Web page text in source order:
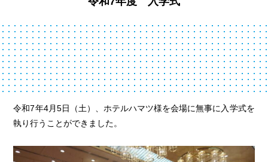
令和7年4月5日（土）、ホテルハマツ様を会場に無事に入学式を
執り行うことができました。